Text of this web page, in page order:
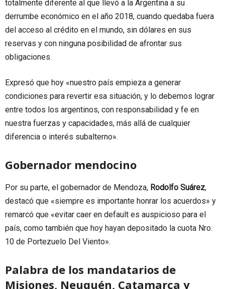
totalmente diferente al que llevó a la Argentina a su
derrumbe económico en el año 2018, cuando quedaba fuera
del acceso al crédito en el mundo, sin dólares en sus
reservas y con ninguna posibilidad de afrontar sus
obligaciones.
Expresó que hoy «nuestro país empieza a generar
condiciones para revertir esa situación, y lo debemos lograr
entre todos los argentinos, con responsabilidad y fe en
nuestra fuerzas y capacidades, más allá de cualquier
diferencia o interés subalterno».
Gobernador mendocino
Por su parte, el gobernador de Mendoza, Rodolfo Suárez,
destacó que «siempre es importante honrar los acuerdos» y
remarcó que «evitar caer en default es auspicioso para el
país, como también que hoy hayan depositado la cuota Nro.
10 de Portezuelo Del Viento».
Palabra de los mandatarios de
Misiones, Neuquén, Catamarca y